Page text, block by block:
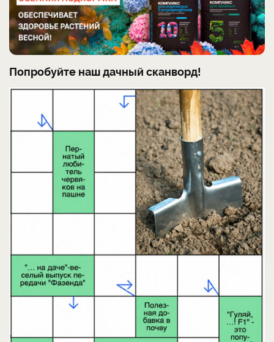
Попробуйте наш дачный сканворд!